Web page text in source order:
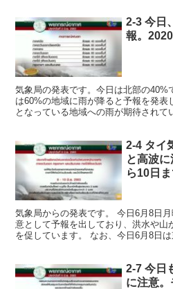
2-3 今日
報。
気象局の発表です。今日は北部の40%
は60%の地域に雨が降ると予報を発表
となっている地域への雨が期待されて
スやニュース解説動画、私の感想は
2-4 タイ
と高波
ら10日
気象局からの発表です。 今日6月8日
意として予報を出しており、洪水や山
を促しています。 なお、今日6月8日
2-7 今日
に注意